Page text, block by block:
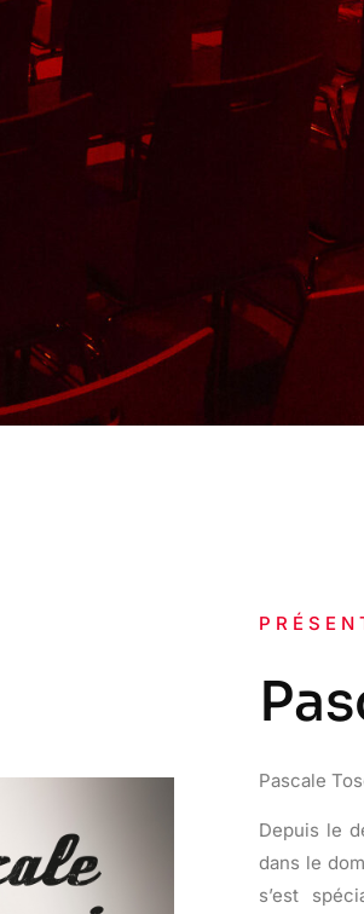
Pascale
Depuis le
dans le
s’est